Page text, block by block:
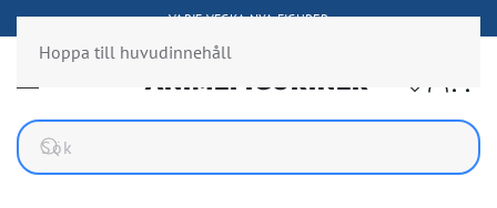
Hoppa till huvudinnehåll
VARJE VECKA NYA FIGURER